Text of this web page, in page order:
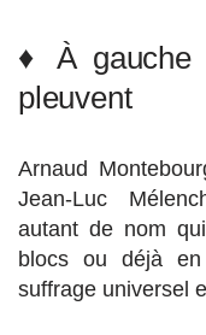
♦ À gauche
pleuvent
Arnaud
Jean-Luc
autant de nom
blocs ou déjà
suffrage universel